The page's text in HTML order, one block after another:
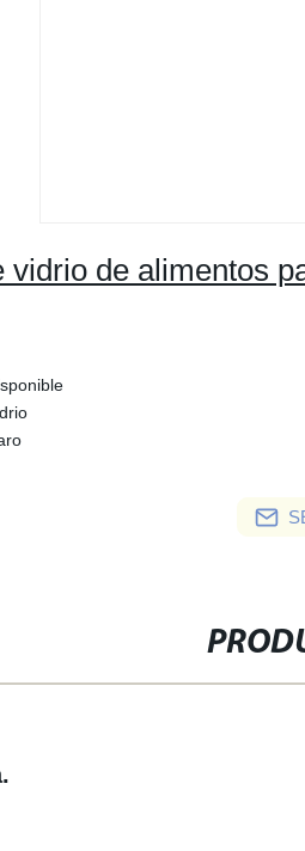
vidrio de alimentos